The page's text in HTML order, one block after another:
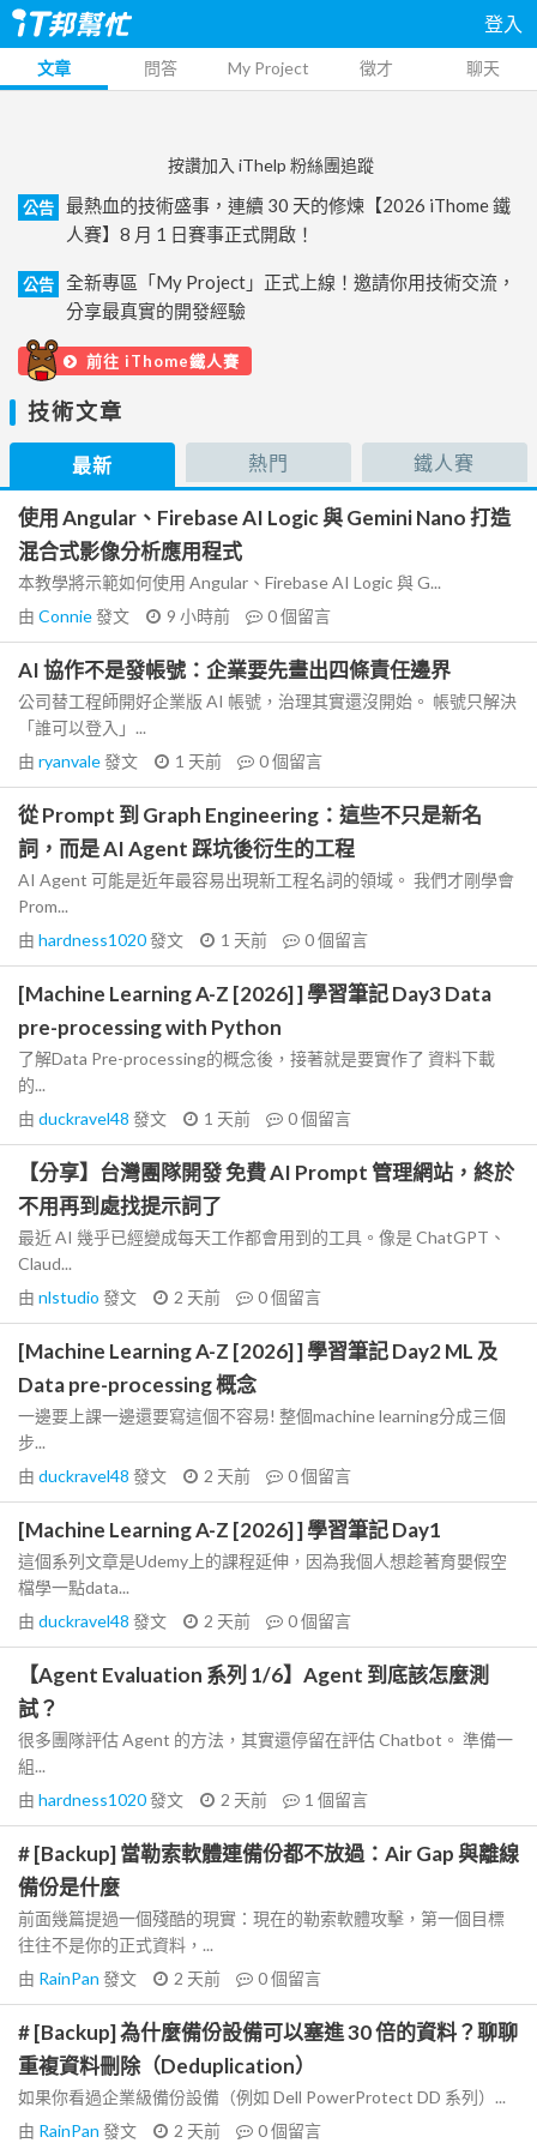
登入
文章 問答 My Project 徵才 聊天
按讚加入 iThelp 粉絲團追蹤
公告
最熱血的技術盛事，連續 30 天的修煉【2026 iThome 鐵
人賽】8 月 1 日賽事正式開啟！
公告
全新專區「My Project」正式上線！邀請你用技術交流，
分享最真實的開發經驗
前往 iThome鐵人賽
技術文章
最新 熱門 鐵人賽
使用 Angular、Firebase AI Logic 與 Gemini Nano 打造
混合式影像分析應用程式
本教學將示範如何使用 Angular、Firebase AI Logic 與 G...
由 Connie發文 9 小時前 0個留言
AI 協作不是發帳號：企業要先畫出四條責任邊界
公司替工程師開好企業版 AI 帳號，治理其實還沒開始。 帳號只解決
「誰可以登入」...
由 ryanvale發文 1 天前 0個留言
從 Prompt 到 Graph Engineering：這些不只是新名
詞，而是 AI Agent 踩坑後衍生的工程
AI Agent 可能是近年最容易出現新工程名詞的領域。 我們才剛學會
Prom...
由 hardness1020發文 1 天前 0個留言
[Machine Learning A-Z [2026] ] 學習筆記 Day3 Data
pre-processing with Python
了解Data Pre-processing的概念後，接著就是要實作了 資料下載
的...
由 duckravel48 發文 1 天前 0個留言
【分享】台灣團隊開發 免費 AI Prompt 管理網站，終於
不用再到處找提示詞了
最近 AI 幾乎已經變成每天工作都會用到的工具。像是 ChatGPT、
Claud...
由 nlstudio 發文 2 天前 0個留言
[Machine Learning A-Z [2026] ] 學習筆記 Day2 ML 及
Data pre-processing 概念
一邊要上課一邊還要寫這個不容易! 整個machine learning分成三個
步...
由 duckravel48 發文 2 天前 0個留言
[Machine Learning A-Z [2026] ] 學習筆記 Day1
這個系列文章是Udemy上的課程延伸，因為我個人想趁著育嬰假空
檔學一點data...
由 duckravel48 發文 2 天前 0個留言
【Agent Evaluation 系列 1/6】Agent 到底該怎麼測
試？
很多團隊評估 Agent 的方法，其實還停留在評估 Chatbot。 準備一
組...
由 hardness1020發文 2 天前 1 個留言
# [Backup] 當勒索軟體連備份都不放過：Air Gap 與離線
備份是什麼
前面幾篇提過一個殘酷的現實：現在的勒索軟體攻擊，第一個目標
往往不是你的正式資料，...
由 RainPan 發文 2 天前 0個留言
# [Backup] 為什麼備份設備可以塞進 30 倍的資料？聊聊
重複資料刪除（Deduplication）
如果你看過企業級備份設備（例如 Dell PowerProtect DD 系列）...
由 RainPan 發文 2 天前 0個留言